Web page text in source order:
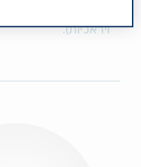
ויראליות).